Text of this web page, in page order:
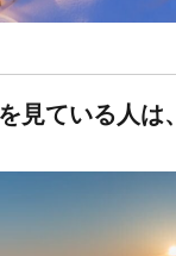
見ている人は